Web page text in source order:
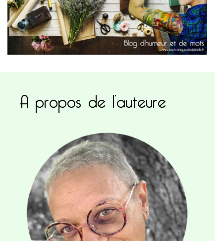
A propos de l’auteure